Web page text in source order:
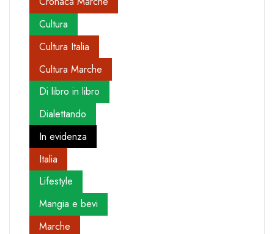
Cultura
Cultura Italia
Cultura Marche
Di libro in libro
Dialettando
In evidenza
Italia
Lifestyle
Mangia e bevi
Marche